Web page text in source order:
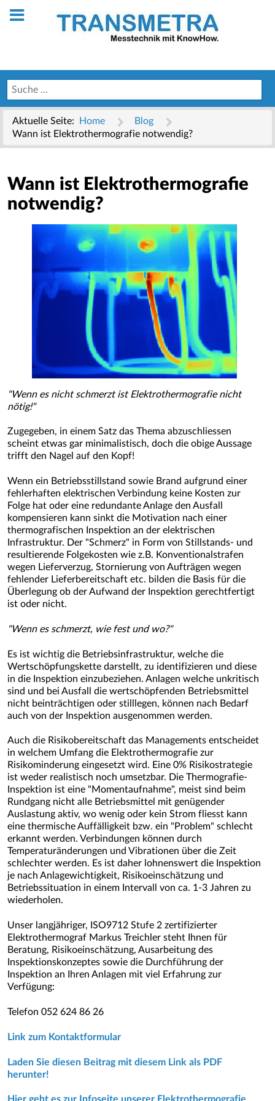
Aktuelle Seite: Home
Blog
Wann ist Elektrothermografie notwendig?
Wann ist Elektrothermografie
notwendig?
"Wenn es nicht schmerzt ist Elektrothermografie nicht
nötig!"
Zugegeben, in einem Satz das Thema abzuschliessen
scheint etwas gar minimalistisch, doch die obige Aussage
trifft den Nagel auf den Kopf!
Wenn ein Betriebsstillstand sowie Brand aufgrund einer
fehlerhaften elektrischen Verbindung keine Kosten zur
Folge hat oder eine redundante Anlage den Ausfall
kompensieren kann sinkt die Motivation nach einer
thermografischen Inspektion an der elektrischen
Infrastruktur. Der "Schmerz" in Form von Stillstands- und
resultierende Folgekosten wie z.B. Konventionalstrafen
wegen Lieferverzug, Stornierung von Aufträgen wegen
fehlender Lieferbereitschaft etc. bilden die Basis für die
Überlegung ob der Aufwand der Inspektion gerechtfertigt
ist oder nicht.
"Wenn es schmerzt, wie fest und wo?"
Es ist wichtig die Betriebsinfrastruktur, welche die
Wertschöpfungskette darstellt, zu identifizieren und diese
in die Inspektion einzubeziehen. Anlagen welche unkritisch
sind und bei Ausfall die wertschöpfenden Betriebsmittel
nicht beinträchtigen oder stilllegen, können nach Bedarf
auch von der Inspektion ausgenommen werden.
Auch die Risikobereitschaft das Managements entscheidet
in welchem Umfang die Elektrothermografie zur
Risikominderung eingesetzt wird. Eine 0% Risikostrategie
ist weder realistisch noch umsetzbar. Die Thermografie-
Inspektion ist eine "Momentaufnahme", meist sind beim
Rundgang nicht alle Betriebsmittel mit genügender
Auslastung aktiv, wo wenig oder kein Strom fliesst kann
eine thermische Auffälligkeit bzw. ein "Problem" schlecht
erkannt werden. Verbindungen können durch
Temperaturänderungen und Vibrationen über die Zeit
schlechter werden. Es ist daher lohnenswert die Inspektion
je nach Anlagewichtigkeit, Risikoeinschätzung und
Betriebssituation in einem Intervall von ca. 1-3 Jahren zu
wiederholen.
Unser langjähriger, ISO9712 Stufe 2 zertifizierter
Elektrothermograf Markus Treichler steht Ihnen für
Beratung, Risikoeinschätzung, Ausarbeitung des
Inspektionskonzeptes sowie die Durchführung der
Inspektion an Ihren Anlagen mit viel Erfahrung zur
Verfügung:
Telefon 052 624 86 26
Link zum Kontaktformular
Laden Sie diesen Beitrag mit diesem Link als PDF
herunter!